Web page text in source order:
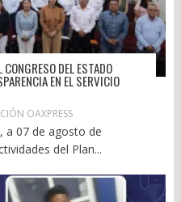
DEL ESTADO
EN EL SERVICIO
OAXPRESS
a 07 de agosto de
del Plan...